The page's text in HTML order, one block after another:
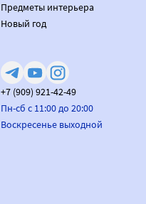
Предметы интерьера
Новый год
+7 (909) 921-42-49
Пн-сб с 11:00 до 20:00
Воскресенье выходной